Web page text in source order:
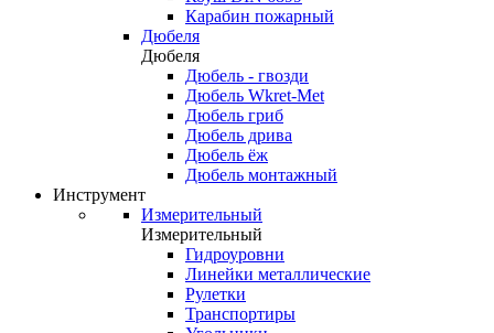
Карабин пожарный
Дюбеля
Дюбеля
Дюбель - гвозди
Дюбель Wkret-Met
Дюбель гриб
Дюбель дрива
Дюбель ёж
Дюбель монтажный
Инструмент
Измерительный
Измерительный
Гидроуровни
Линейки металлические
Рулетки
Транспортиры